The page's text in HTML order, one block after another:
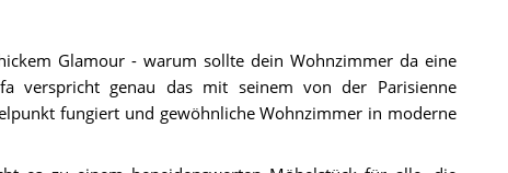
Glamour - warum sollte dein Wohnzimmer da eine
verspricht genau das mit seinem von der Parisienne
fungiert und gewöhnliche Wohnzimmer in moderne